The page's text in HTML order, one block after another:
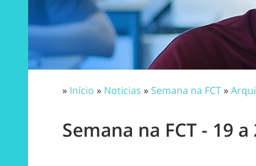
» Início » Noticias » Semana na FCT»
Semana na FCT - 19